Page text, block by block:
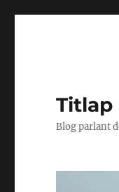
Titlap
Blog parlant